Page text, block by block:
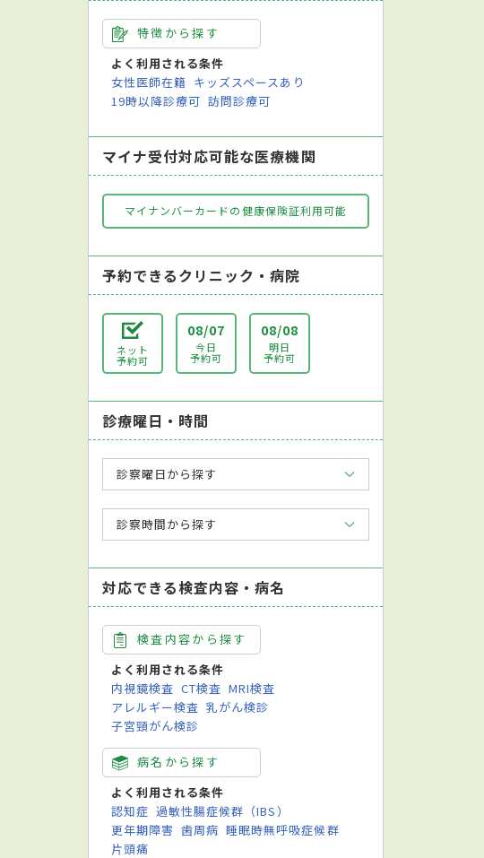
特徴から探す
よく利用される条件
女性医師在籍 キッズスペースあり
19時以降診療可 訪問診療可
マイナ受付対応可能な医療機関
マイナンバーカードの健康保険証利用可能
予約できるクリニック・病院
ネット
予約可
08/07
今日
予約可
08/08
明日
予約可
診療曜日・時間
診察曜日から探す
診察時間から探す
対応できる検査内容・病名
検査内容から探す
よく利用される条件
内視鏡検査 CT検査 MRI検査
アレルギー検査 乳がん検診
子宮頸がん検診
病名から探す
よく利用される条件
認知症 過敏性腸症候群（IBS）
更年期障害 歯周病 睡眠時無呼吸症候群
片頭痛